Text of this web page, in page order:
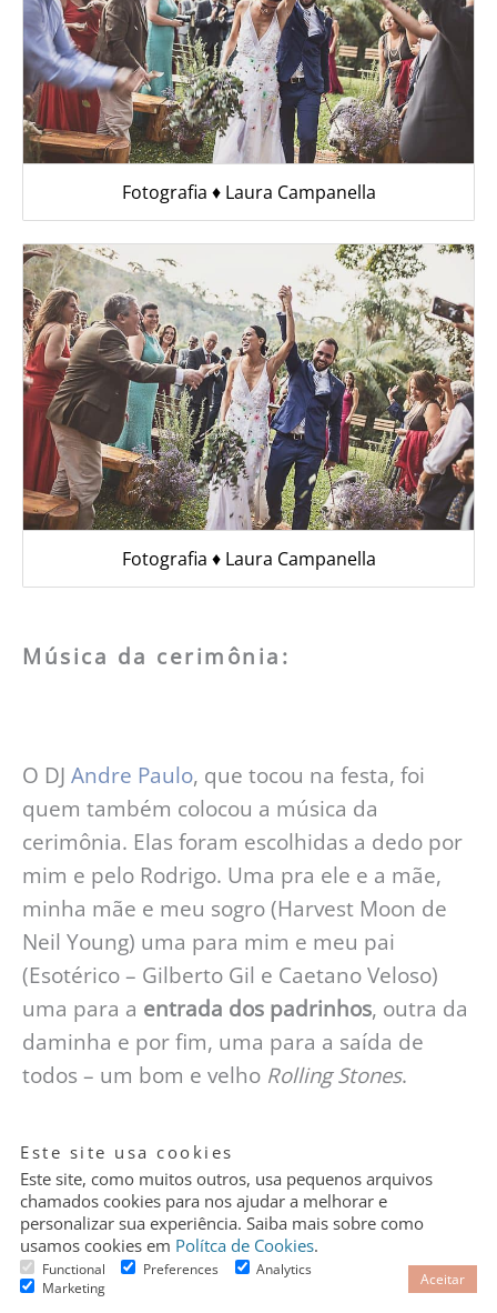
Fotografia ♦︎ Laura Campanella
Fotografia ♦︎ Laura Campanella
Música da cerimônia:
O DJ Andre Paulo, que tocou na festa, foi
quem também colocou a música da
cerimônia. Elas foram escolhidas a dedo por
mim e pelo Rodrigo. Uma pra ele e a mãe,
minha mãe e meu sogro (Harvest Moon de
Neil Young) uma para mim e meu pai
(Esotérico – Gilberto Gil e Caetano Veloso)
uma para a entrada dos padrinhos, outra da
daminha e por fim, uma para a saída de
todos – um bom e velho Rolling Stones.
Padrinhos e madrinhas:
Este site usa cookies
Este site, como muitos outros, usa pequenos arquivos
chamados cookies para nos ajudar a melhorar e
personalizar sua experiência. Saiba mais sobre como
usamos cookies em Polítca de Cookies.
Cookie
Functional Preferences
Analytics
Marketing
Aceitar